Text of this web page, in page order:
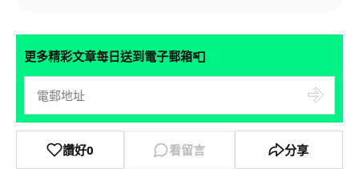
更多精彩文章每日送到電子郵箱📮
讚好0 看留言 分享